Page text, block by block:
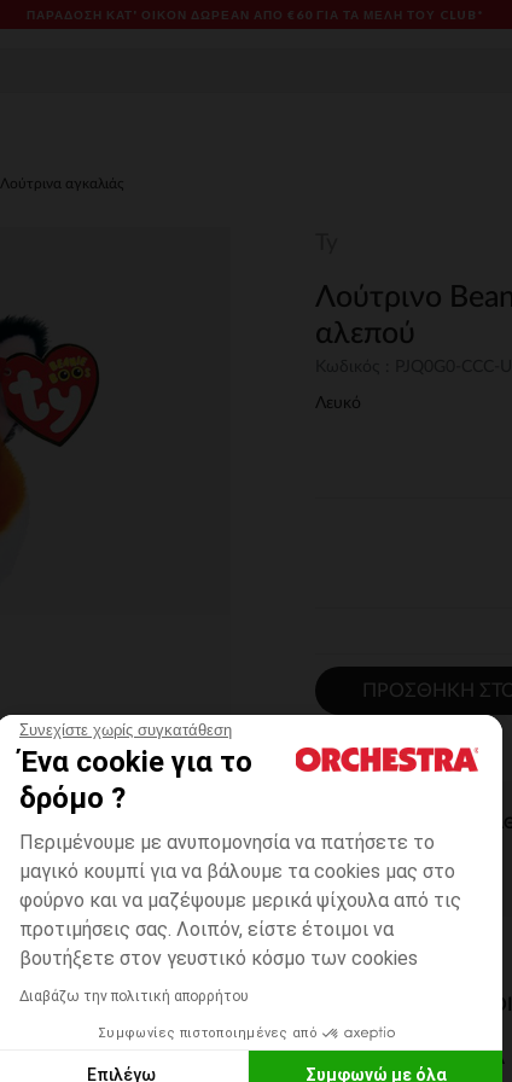
Συνεχίστε χωρίς συγκατάθεση
Ένα cookie για το
δρόμο ?
Περιμένουμε με ανυπομονησία να πατήσετε το
μαγικό κουμπί για να βάλουμε τα cookies μας στο
φούρνο και να μαζέψουμε μερικά ψίχουλα από τις
προτιμήσεις σας. Λοιπόν, είστε έτοιμοι να
βουτήξετε στον γευστικό κόσμο των cookies
Διαβάζω την πολιτική απορρήτου
Συμφωνίες πιστοποιημένες από
Επιλέγω Συμφωνώ με όλα
ΠΑΡΆΔΟΣΗ ΚΑΤ' ΟΊΚΟΝ ΔΩΡΕΑΝ ΑΠΌ €60 ΓΙΑ ΤΑ ΜΈΛΗ ΤΟΥ CLUB*
Λούτρινα αγκαλιάς
Λούτρινο
αλεπού
Λευκό
ΠΡΟΣΘΉΚΗ
ΆΜΕΣΗ
ΔΙΑΘΈΣΙΜΟΙ
ΣΕ ΚΑΤΑΣΤΗΜΑ